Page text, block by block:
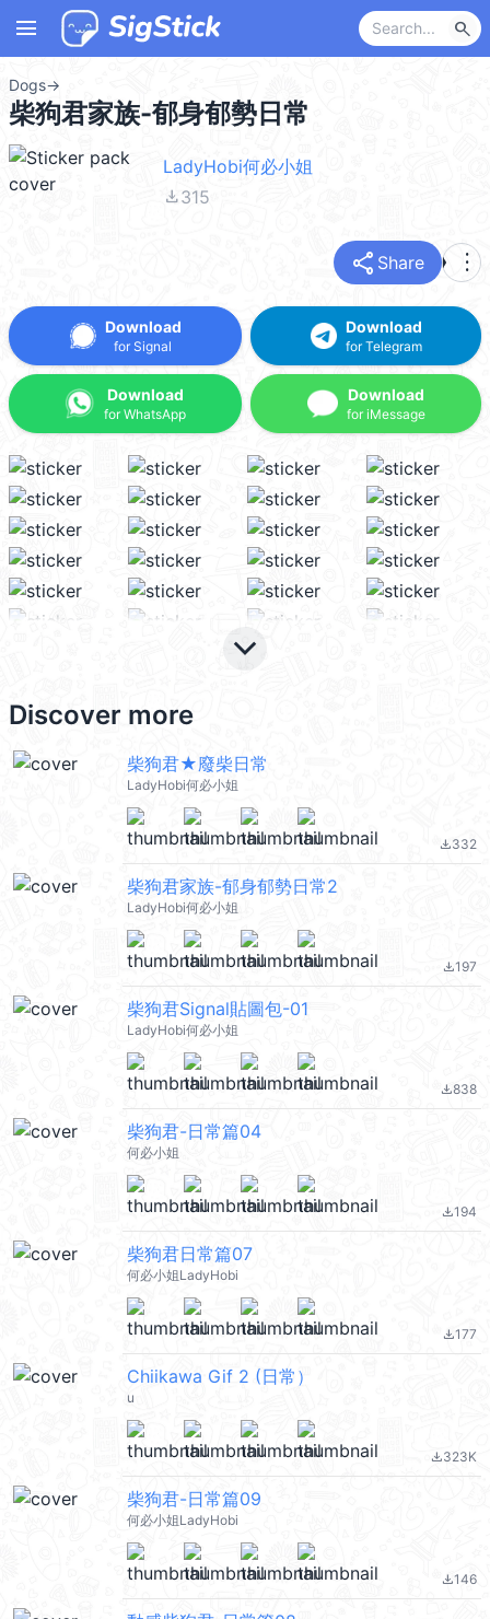
menu search
Dogs→
柴狗君家族-郁身郁勢日常
LadyHobi何必小姐
file_download315
share Share more_vert
Download
for Signal
Download
for WhatsApp
Download
for Telegram
Download
for iMessage
keyboard_arrow_down
Discover more
柴狗君★廢柴日常
LadyHobi何必小姐
file_download332
柴狗君家族-郁身郁勢日常2
LadyHobi何必小姐
file_download197
柴狗君Signal貼圖包-01
LadyHobi何必小姐
file_download838
柴狗君-日常篇04
何必小姐
file_download194
柴狗君日常篇07
何必小姐LadyHobi
file_download177
Chiikawa Gif 2 (日常）
u
file_download323K
柴狗君-日常篇09
何必小姐LadyHobi
file_download146